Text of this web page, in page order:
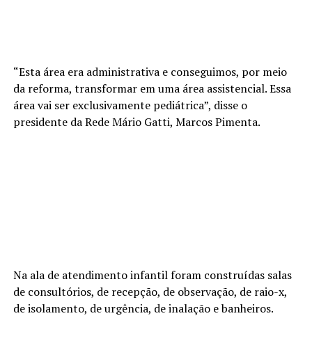
“Esta área era administrativa e conseguimos, por meio
da reforma, transformar em uma área assistencial. Essa
área vai ser exclusivamente pediátrica”, disse o
presidente da Rede Mário Gatti, Marcos Pimenta.
Na ala de atendimento infantil foram construídas salas
de consultórios, de recepção, de observação, de raio-x,
de isolamento, de urgência, de inalação e banheiros.